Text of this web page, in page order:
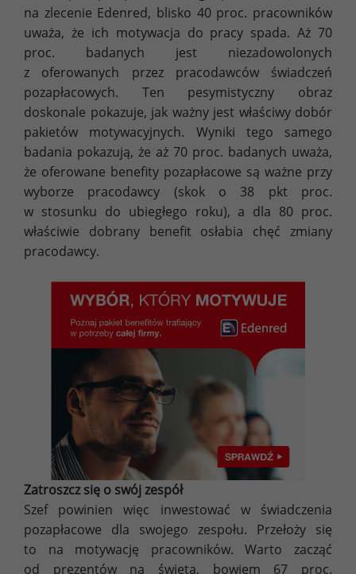
na zlecenie Edenred, blisko 40 proc. pracowników
uważa, że ich motywacja do pracy spada. Aż 70
proc. badanych jest niezadowolonych
z oferowanych przez pracodawców świadczeń
pozapłacowych. Ten pesymistyczny obraz
doskonale pokazuje, jak ważny jest właściwy dobór
pakietów motywacyjnych. Wyniki tego samego
badania pokazują, że aż 70 proc. badanych uważa,
że oferowane benefity pozapłacowe są ważne przy
wyborze pracodawcy (skok o 38 pkt proc.
w stosunku do ubiegłego roku), a dla 80 proc.
właściwie dobrany benefit osłabia chęć zmiany
pracodawcy.
Zatroszcz się o swój zespół
Szef powinien więc inwestować w świadczenia
pozapłacowe dla swojego zespołu. Przełoży się
to na motywację pracowników. Warto zacząć
od prezentów na święta, bowiem 67 proc.